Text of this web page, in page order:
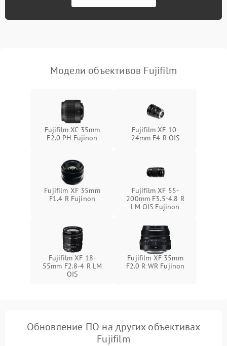
Модели объективов Fujifilm
Fujifilm XC 35mm
F2.0 PH Fujinon
Fujifilm XF 10-
24mm F4 R OIS
Fujifilm XF 35mm
F1.4 R Fujinon
Fujifilm XF 55-
200mm F3.5-4.8 R
LM OIS Fujinon
Fujifilm XF 18-
55mm F2.8-4 R LM
OIS
Fujifilm XF 35mm
F2.0 R WR Fujinon
Обновление ПО на других объективах
Fujifilm